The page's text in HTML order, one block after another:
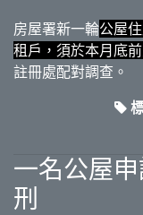
房屋署新一輪公屋
租戶，須於本月底
註冊處配對調查。
一名公屋
刑